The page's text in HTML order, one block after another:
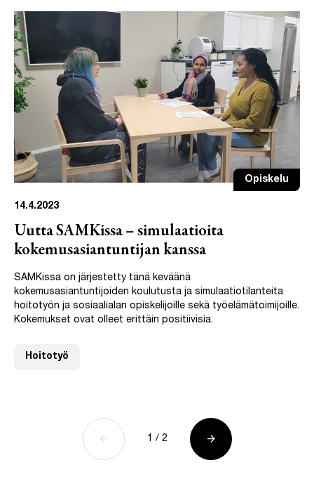
Opiskelu
14.4.2023
Uutta SAMKissa – simulaatioita
kokemusasiantuntijan kanssa
SAMKissa on järjestetty tänä keväänä
kokemusasiantuntijoiden koulutusta ja simulaatiotilanteita
hoitotyön ja sosiaalialan opiskelijoille sekä työelämätoimijoille.
Kokemukset ovat olleet erittäin positiivisia.
Hoitotyö
Edellinen sivu
arrow_back Näytettävä sivu 1 / 2
1 / 2
Seuraava sivu
arrow_forward